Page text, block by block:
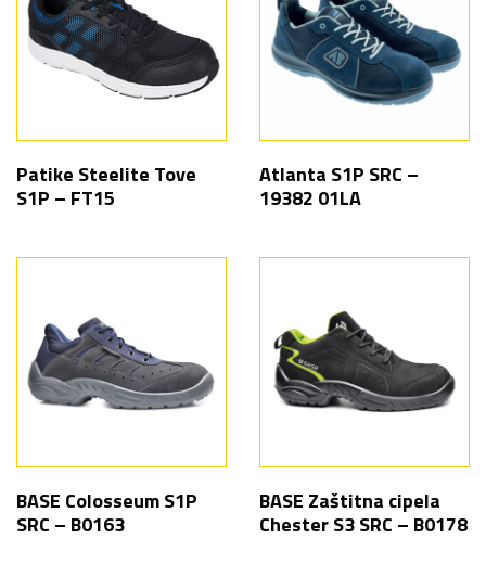
Patike Steelite Tove
S1P – FT15
Atlanta S1P SRC –
19382 01LA
BASE Colosseum S1P
SRC – B0163
BASE Zaštitna cipela
Chester S3 SRC – B0178